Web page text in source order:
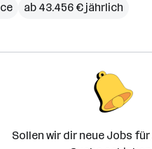
ab 43.456 € jährlich
Sollen wir dir neue Jobs